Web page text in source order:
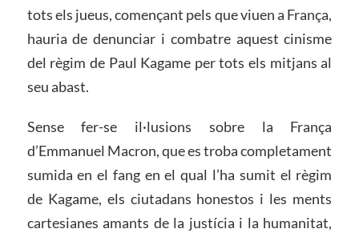
tots els jueus, començant pels que viuen a França,
hauria de denunciar i combatre aquest cinisme
del règim de Paul Kagame per tots els mitjans al
seu abast.
Sense fer-se il·lusions sobre la França
d’Emmanuel Macron, que es troba completament
sumida en el fang en el qual l’ha sumit el règim
de Kagame, els ciutadans honestos i les ments
cartesianes amants de la justícia i la humanitat,